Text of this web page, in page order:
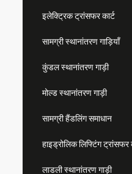
इलेक्ट्रिक ट्रांसफर कार्ट
सामग्री स्थानांतरण गाड़ियाँ
कुंडल स्थानांतरण गाड़ी
मोल्ड स्थानांतरण गाड़ी
सामग्री हैंडलिंग समाधान
हाइड्रोलिक लिफ्टिंग ट्रांसफर
लाडली स्थानांतरण गाड़ी